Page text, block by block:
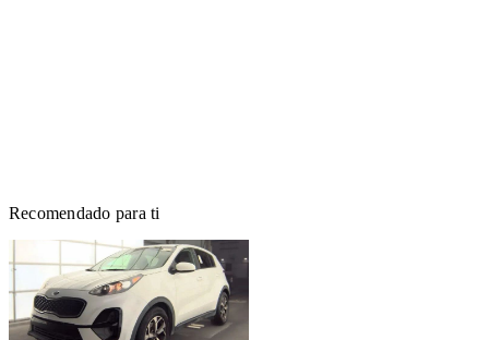
Recomendado para ti